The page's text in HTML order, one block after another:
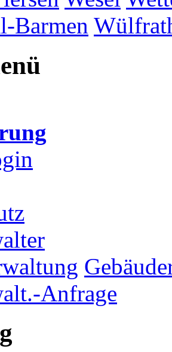
Barmen
Anfrage